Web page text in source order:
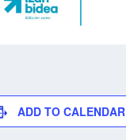
ADD TO CALENDAR